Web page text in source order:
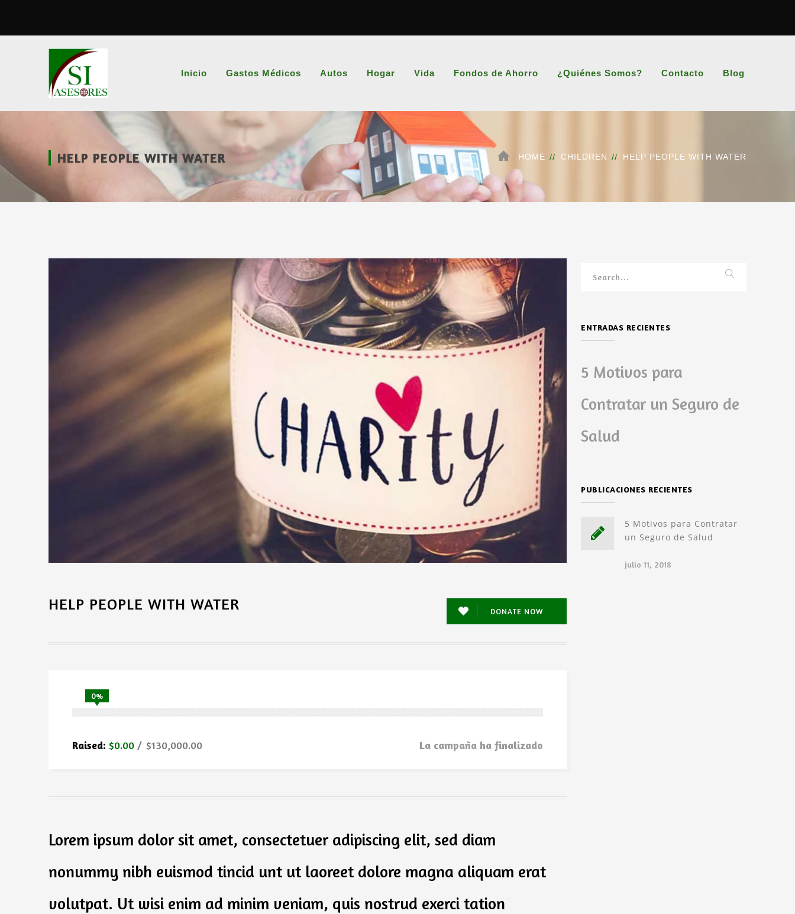
Inicio Gastos Médicos Autos Hogar Vida Fondos de Ahorro ¿Quiénes Somos? Contacto Blog
HELP PEOPLE WITH WATER HOME CHILDREN HELP PEOPLE WITH WATER
HELP PEOPLE WITH WATER DONATE NOW
0%
Raised: $0.00 $130,000.00 La campaña ha finalizado
Lorem ipsum dolor sit amet, consectetuer adipiscing elit, sed diam
nonummy nibh euismod tincid unt ut laoreet dolore magna aliquam erat
volutpat. Ut wisi enim ad minim veniam, quis nostrud exerci tation
ENTRADAS RECIENTES
5 Motivos para
Contratar un Seguro de
Salud
PUBLICACIONES RECIENTES
5 Motivos para Contratar
un Seguro de Salud
julio 11, 2018